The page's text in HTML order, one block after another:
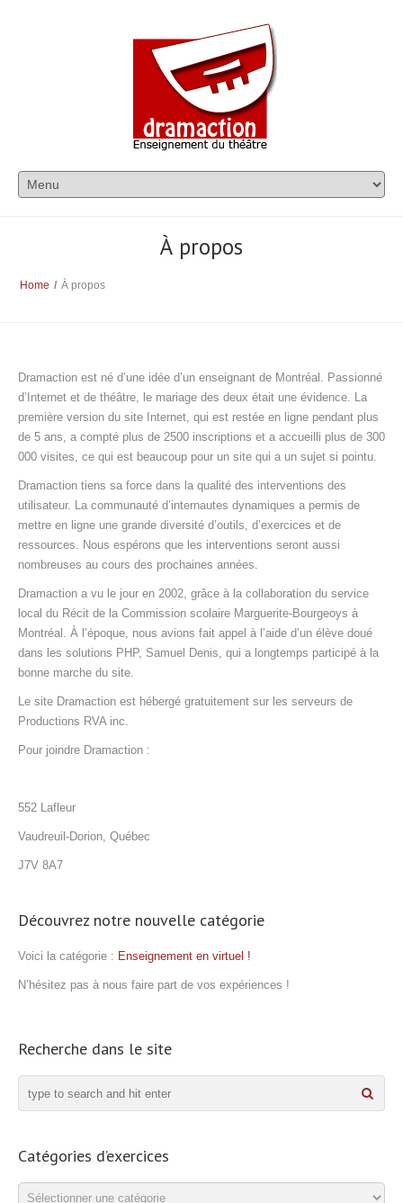
À propos
Home / À propos
Dramaction est né d’une idée d’un enseignant de Montréal. Passionné
d’Internet et de théâtre, le mariage des deux était une évidence. La
première version du site Internet, qui est restée en ligne pendant plus
de 5 ans, a compté plus de 2500 inscriptions et a accueilli plus de 300
000 visites, ce qui est beaucoup pour un site qui a un sujet si pointu.
Dramaction tiens sa force dans la qualité des interventions des
utilisateur. La communauté d’internautes dynamiques a permis de
mettre en ligne une grande diversité d’outils, d’exercices et de
ressources. Nous espérons que les interventions seront aussi
nombreuses au cours des prochaines années.
Dramaction a vu le jour en 2002, grâce à la collaboration du service
local du Récit de la Commission scolaire Marguerite-Bourgeoys à
Montréal. À l’époque, nous avions fait appel à l’aide d’un élève doué
dans les solutions PHP, Samuel Denis, qui a longtemps participé à la
bonne marche du site.
Le site Dramaction est hébergé gratuitement sur les serveurs de
Productions RVA inc.
Pour joindre Dramaction :
552 Lafleur
Vaudreuil-Dorion, Québec
J7V 8A7
Découvrez notre nouvelle catégorie
Voici la catégorie : Enseignement en virtuel !
N’hésitez pas à nous faire part de vos expériences !
Recherche dans le site
Catégories d’exercices
Catégories